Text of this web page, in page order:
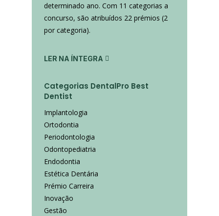
determinado ano. Com 11 categorias a
concurso, são atribuídos 22 prémios (2
por categoria).
LER NA ÍNTEGRA
Categorias DentalPro Best
Dentist
Implantologia
Ortodontia
Periodontologia
Odontopediatria
Endodontia
Estética Dentária
Prémio Carreira
Inovação
Gestão